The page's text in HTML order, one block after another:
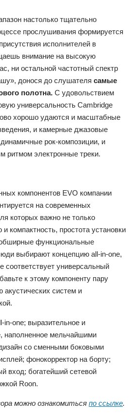
настолько тщательно
прослушивания формируется
исполнителей в
внимание на высокую
ни остальной частотный спектр
донося до слушателя самые
полотна. С удовольствием
универсальность Cambridge
хорошо удаются и масштабные
и камерные джазовые
рок-композиции, и
ритмом электронные треки.
компонентов EVO компании
на современных
которых важно не только
и компактность, простота установки
функциональные
выбирают концепцию all-in-one,
соответствует универсальный
к этому компоненту пару
акустических систем и
in-one; выразительное и
наполненное мельчайшими
со сменными боковыми
фонокорректор на борту;
вход; богатейший сетевой
Roon.
можно ознакомиться по ссылке.